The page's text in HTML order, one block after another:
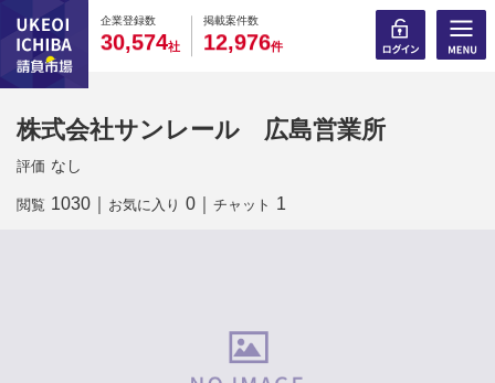
企業登録数
0
3
0
0,
0
5
0
74社
掲載案件数
0
1
0
2,
0
9
0
76件
株式会社サンレール 広島営業所
評価 なし
閲覧 1030 お気に入り 0 チャット 1